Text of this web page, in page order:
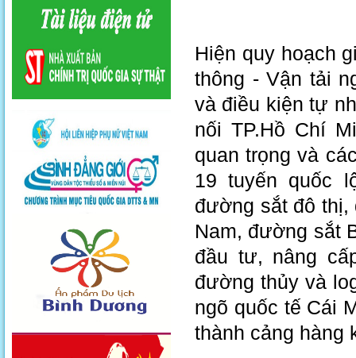
Hiện quy hoạch
thông - Vận tải
và điều kiện tự
nối TP.Hồ Chí
quan trọng và
19 tuyến quốc
đường sắt đô
Nam, đường sắt
đầu tư, nâng
đường thủy và
ngõ quốc tế Cái
thành cảng hàng